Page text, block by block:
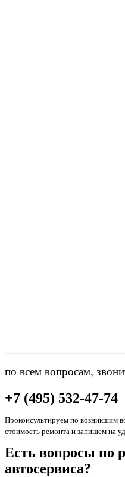
по всем вопросам,
+7 (495) 532-47-74
Проконсультируем по возникшим
стоимость ремонта и запишем на
Есть вопросы по
автосервиса?